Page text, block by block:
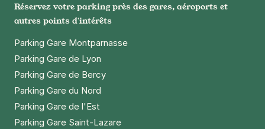
Réservez votre parking près des gares, aéroports et
autres points d'intérêts
Parking Gare Montparnasse
Parking Gare de Lyon
Parking Gare de Bercy
Parking Gare du Nord
Parking Gare de l'Est
Parking Gare Saint-Lazare